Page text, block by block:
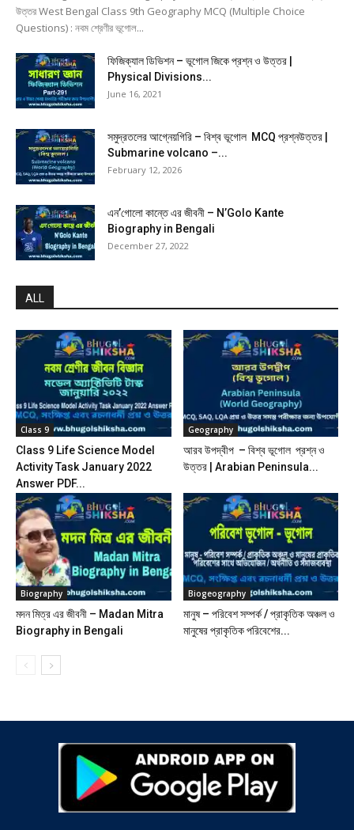
উত্তর West Bengal Class 9th Geography MCQ (Multiple Choice
Questions) : নবম শ্রেণীর ভূগোল...
ফিজিক্যাল ডিভিশন – ভূগোল জিকে প্রশ্ন ও উত্তর |
Physical Divisions...
June 16, 2021
সমুদ্রতলের আগ্নেয়গিরি – বিশ্ব ভূগোল MCQ প্রশ্নউত্তর |
Submarine volcano –...
February 12, 2026
এন’গোলো কান্তে এর জীবনী – N’Golo Kante
Biography in Bengali
December 27, 2022
ALL
Class 9
Class 9 Life Science Model
Activity Task January 2022
Answer PDF...
Geography
আরব উপদ্বীপ – বিশ্ব ভূগোল প্রশ্ন ও
উত্তর | Arabian Peninsula...
Biography
মদন মিত্র এর জীবনী – Madan Mitra
Biography in Bengali
Biogeography
মানুষ – পরিবেশ সম্পর্ক / প্রাকৃতিক অঞ্চল ও
মানুষের প্রাকৃতিক পরিবেশের...